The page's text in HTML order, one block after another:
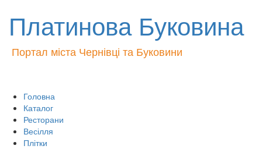
Платинова Буковина
Портал міста Чернівці та Буковини
Головна
Каталог
Ресторани
Весілля
Плітки